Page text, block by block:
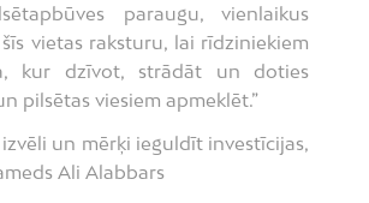
paraugu, vienlaikus
vietas raksturu, lai rīdziniekiem
kur dzīvot, strādāt un doties
pilsētas viesiem apmeklēt.”
un mērķi ieguldīt investīcijas,
Ali Alabbars